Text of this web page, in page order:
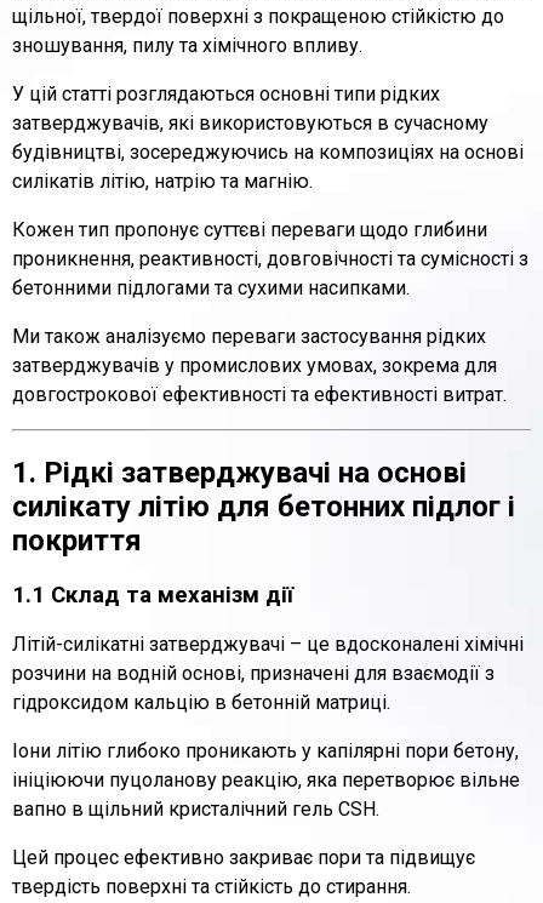
щільної, твердої поверхні з покращеною стійкістю до
зношування, пилу та хімічного впливу.
У цій статті розглядаються основні типи рідких
затверджувачів, які використовуються в сучасному
будівництві, зосереджуючись на композиціях на основі
силікатів літію, натрію та магнію.
Кожен тип пропонує суттєві переваги щодо глибини
проникнення, реактивності, довговічності та сумісності з
бетонними підлогами та сухими насипками.
Ми також аналізуємо переваги застосування рідких
затверджувачів у промислових умовах, зокрема для
довгострокової ефективності та ефективності витрат.
1. Рідкі затверджувачі на основі
силікату літію для бетонних підлог і
покриття
1.1 Склад та механізм дії
Літій-силікатні затверджувачі – це вдосконалені хімічні
розчини на водній основі, призначені для взаємодії з
гідроксидом кальцію в бетонній матриці.
Іони літію глибоко проникають у капілярні пори бетону,
ініціюючи пуцоланову реакцію, яка перетворює вільне
вапно в щільний кристалічний гель CSH.
Цей процес ефективно закриває пори та підвищує
твердість поверхні та стійкість до стирання.